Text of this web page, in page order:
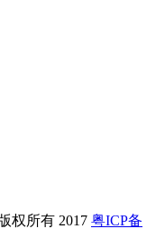
权所有 2017 粤ICP备